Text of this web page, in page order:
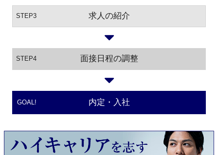
STEP3 求人の紹介
STEP4 面接日程の調整
GOAL! 内定・入社